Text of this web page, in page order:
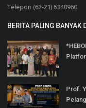
Telepon (62-21) 6340960
BERITA PALING BANYAK
Prof.